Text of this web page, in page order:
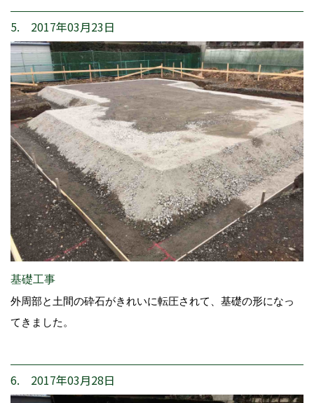
5. 2017年03月23日
基礎工事
外周部と土間の砕石がきれいに転圧されて、基礎の形になっ
てきました。
6. 2017年03月28日